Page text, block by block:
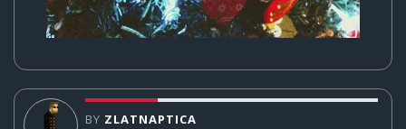
BY ZLATNAPTICA